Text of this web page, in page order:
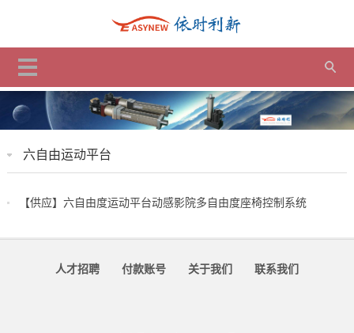
六自由运动平台
【供应】六自由度运动平台动感影院多自由度座椅控制系统
人才招聘 付款账号 关于我们 联系我们